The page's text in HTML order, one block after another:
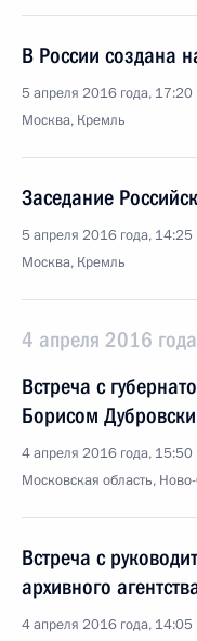
В России создана
5 апреля 2016 года, 17:20
Москва, Кремль
Заседание
5 апреля 2016 года, 14:25
Москва, Кремль
4 апреля 2016
Встреча с
Борисом
4 апреля 2016 года, 15:50
Московская область,
Встреча с
архивного
4 апреля 2016 года, 14:05